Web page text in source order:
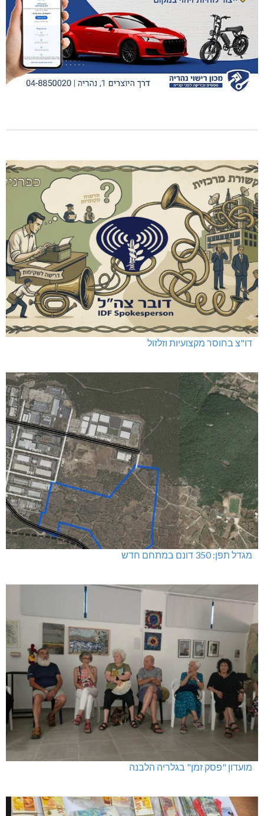
דו"צ בחוסר מקצועיות וזלזול
מגדל תפן: 350 דונם במתחם חדש
מועדון "פסק זמן" בגלריה הלבנה